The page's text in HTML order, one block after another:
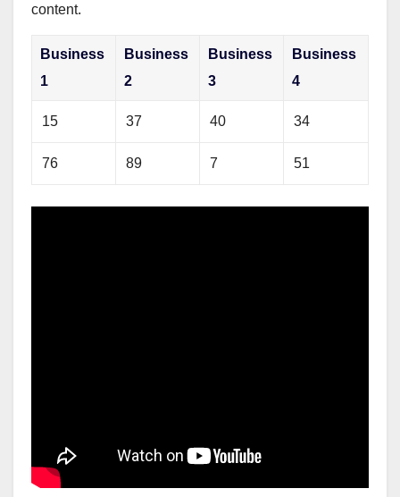
content.
Business
1
Business
2
Business
3
Business
4
15 37 40 34
76 89 7 51